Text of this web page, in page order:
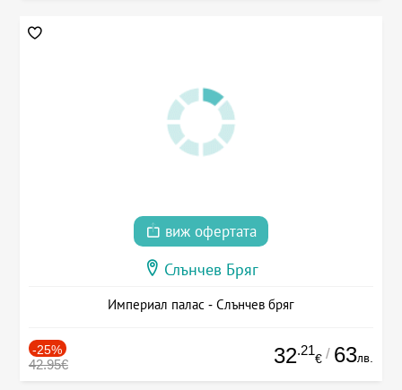
виж офертата
Слънчев Бряг
Империал палас - Слънчев бряг
-25%
42.95€ 32.21
€ / 63лв.